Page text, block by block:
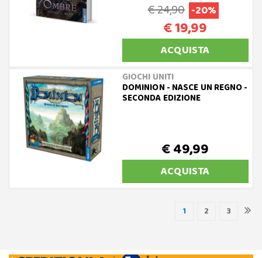
€ 24,90 -20%
€ 19,99
ACQUISTA
GIOCHI UNITI
DOMINION - NASCE UN REGNO -
SECONDA EDIZIONE
€ 49,99
ACQUISTA
1 2 3